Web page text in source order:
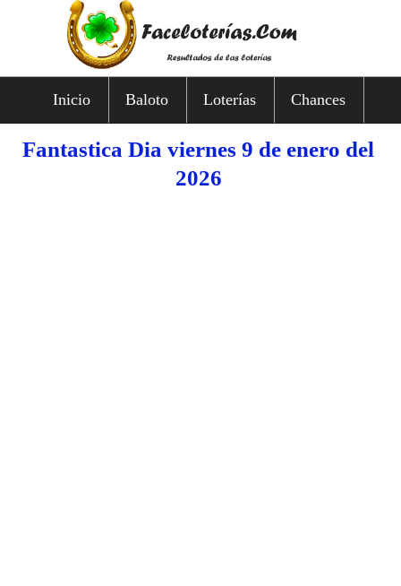
Inicio Baloto Loterías Chances
Fantastica Dia viernes 9 de enero del
2026